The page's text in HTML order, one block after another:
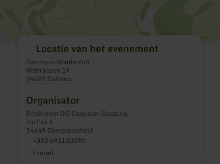
Locatie van het evenement
Gasthaus Waldesruh
Wehrbüsch 19
54689 Dahnen
Organisator
Eifelverein OG Daleiden-Dasburg
Im Eck 6
54649 Oberpierscheid
+352 691100290
E-mail